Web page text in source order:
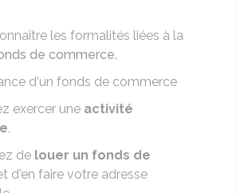
les formalités liées à la
de commerce.
d'un fonds de commerce
exercer une activité
.
de louer un fonds de
d'en faire votre adresse